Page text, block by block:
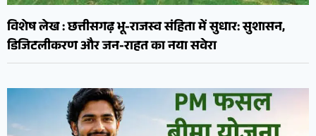
विशेष लेख : छत्तीसगढ़ भू-राजस्व संहिता में सुधार: सुशासन,
डिजिटलीकरण और जन-राहत का नया सवेरा